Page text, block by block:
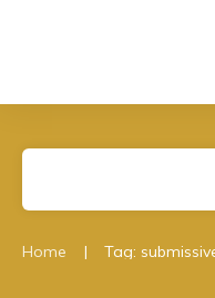
Home | Tag: